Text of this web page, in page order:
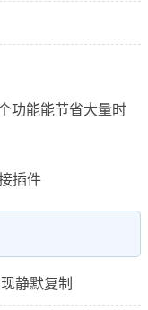
功能能节省大量时
静默复制